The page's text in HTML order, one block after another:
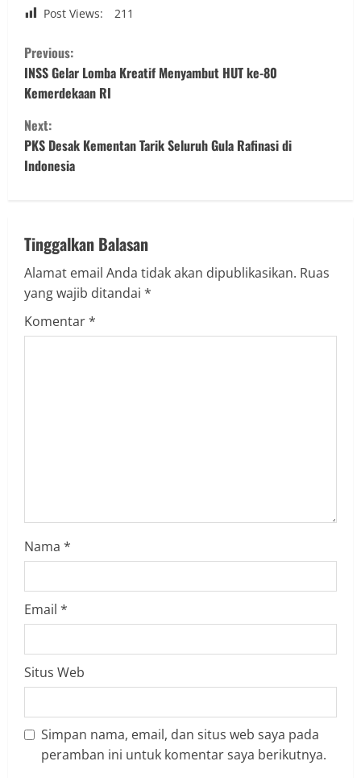
Post Views: 211
C
o
n
t
i
u
e
R
g
Previous:
INSS Gelar Lomba Kreatif Menyambut HUT ke-80
Kemerdekaan RI
Next:
PKS Desak Kementan Tarik Seluruh Gula Rafinasi di
Indonesia
Tinggalkan Balasan
Alamat email Anda tidak akan dipublikasikan. Ruas
yang wajib ditandai *
Komentar*
Nama *
Email *
Situs Web
Simpan nama, email, dan situs web saya pada
peramban ini untuk komentar saya berikutnya.